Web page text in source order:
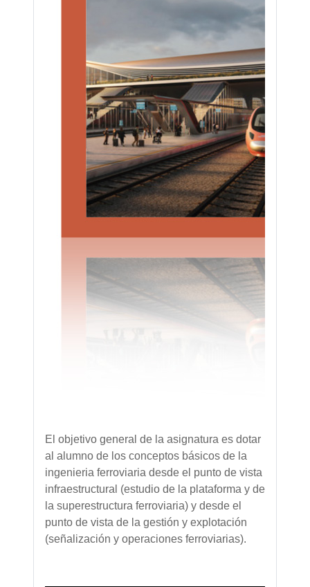
El objetivo general de la asignatura es dotar
al alumno de los conceptos básicos de la
ingenieria ferroviaria desde el punto de vista
infraestructural (estudio de la plataforma y de
la superestructura ferroviaria) y desde el
punto de vista de la gestión y explotación
(señalización y operaciones ferroviarias).